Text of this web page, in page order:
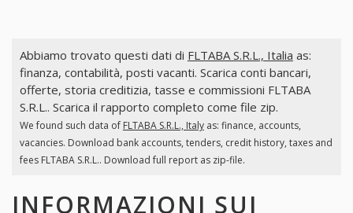
Abbiamo trovato questi dati di FLTABA S.R.L., Italia as:
finanza, contabilità, posti vacanti. Scarica conti bancari,
offerte, storia creditizia, tasse e commissioni FLTABA
S.R.L.. Scarica il rapporto completo come file zip.
We found such data of FLTABA S.R.L., Italyas: finance, accounts,
vacancies. Download bank accounts, tenders, credit history, taxes and
fees FLTABA S.R.L.. Download full report as zip-file.
INFORMAZIONI SUI